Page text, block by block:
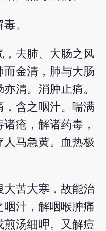
。
，去肺、大肠之风
而金清，肺与大肠
清。消肿止痛。
，含之咽汁。喘满
疮，解诸药毒，
马急黄。血热极
大苦大寒，故能治
咽汁，解咽喉肿痛
煎汤细呷。又解痘